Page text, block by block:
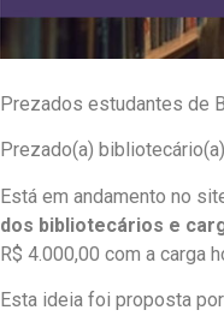
Prezados estudantes de
Prezado(a)
Está em andamento no
dos bibliotecários e
R$ 4.000,00 com a carga
Esta ideia foi proposta